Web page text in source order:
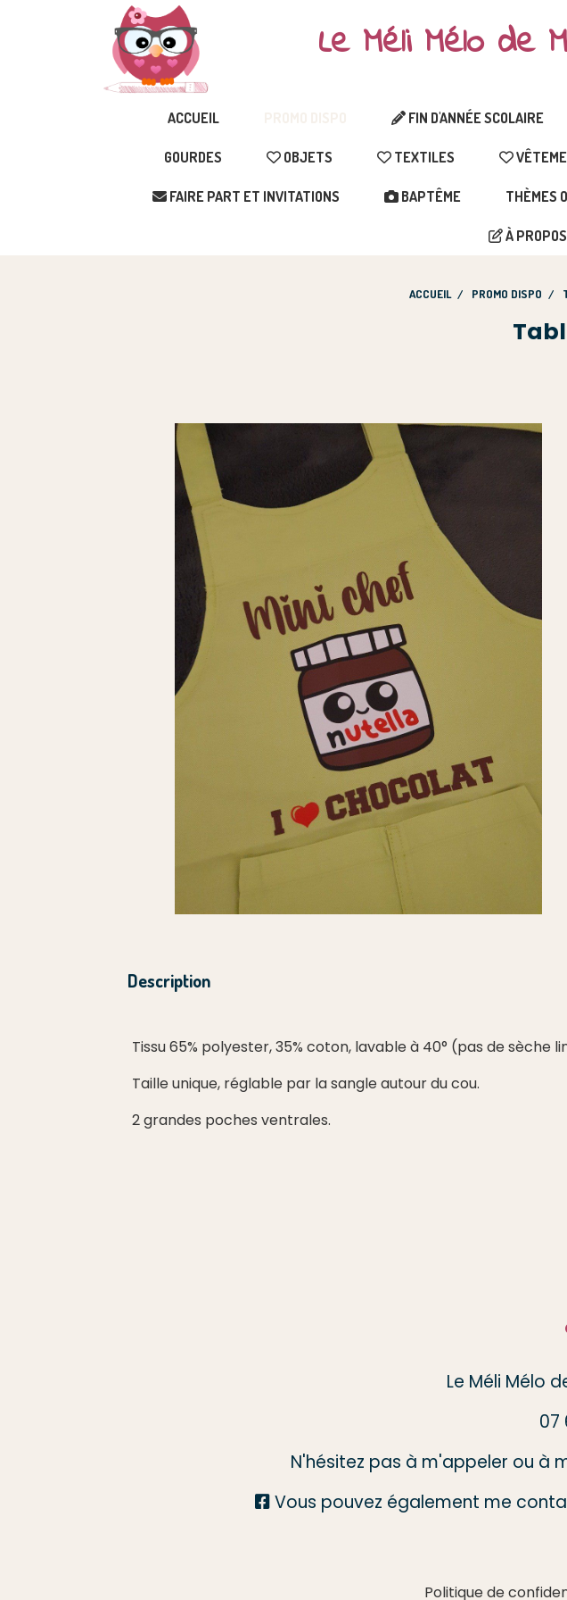
Le Méli Mélo de
ACCUEIL FIN D'ANNÉE SCOLAIRE
GOURDES OBJETS TEXTILES
FAIRE PART ET INVITATIONS BAPTÊME THÈMES
À PROPOS
ACCUEIL PROMO DISPO
Description
Tissu 65% polyester, 35% coton, lavable à 40° (pas de sèche
Taille unique, réglable par la sangle autour du cou.
2 grandes poches ventrales.
Le Méli Mélo
07
N'hésitez pas à m'appeler ou à
Vous pouvez également me
Politique de